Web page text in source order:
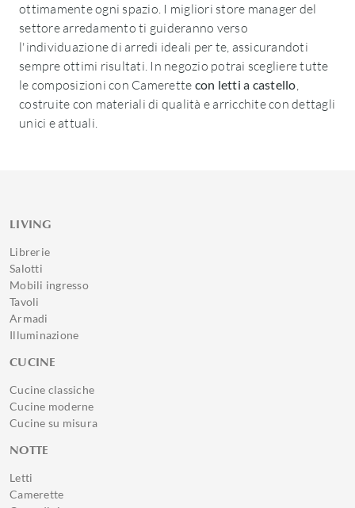
ottimamente ogni spazio. I migliori store manager del
settore arredamento ti guideranno verso
l'individuazione di arredi ideali per te, assicurandoti
sempre ottimi risultati. In negozio potrai scegliere tutte
le composizioni con Camerette con letti a castello,
costruite con materiali di qualità e arricchite con dettagli
unici e attuali.
LIVING
Librerie
Salotti
Mobili ingresso
Tavoli
Armadi
Illuminazione
CUCINE
Cucine classiche
Cucine moderne
Cucine su misura
NOTTE
Letti
Camerette